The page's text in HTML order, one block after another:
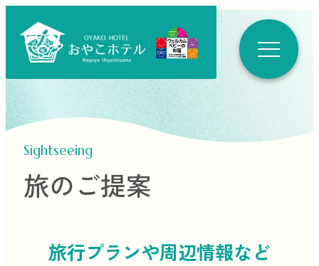
Sightseeing
旅のご提案
旅行プランや周辺情報など